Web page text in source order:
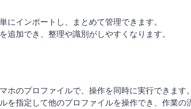
にインポートし、まとめて管理できます。
追加でき、整理や識別がしやすくなります。
ホのプロファイルで、操作を同時に実行できます。
を指定して他のプロファイルを操作でき、作業の